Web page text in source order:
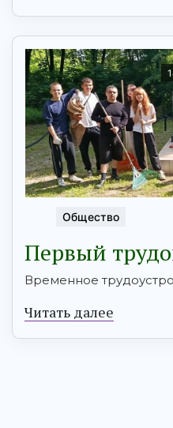
Общество
Первый
Временное
Читать далее